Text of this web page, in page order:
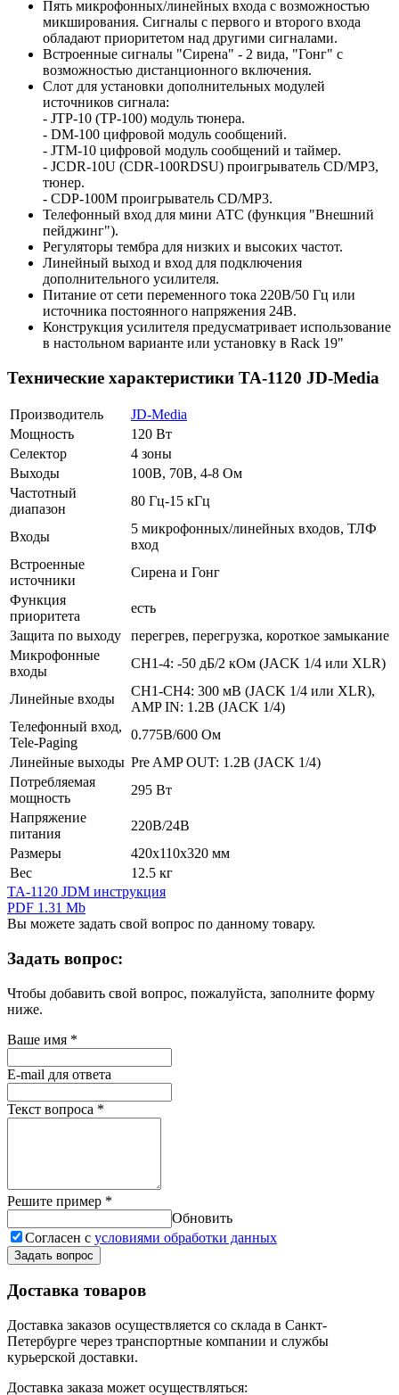
Пять микрофонных/линейных входа с возможностью
микширования. Сигналы с первого и второго входа
обладают приоритетом над другими сигналами.
Встроенные сигналы "Сирена" - 2 вида, "Гонг" с
возможностью дистанционного включения.
Слот для установки дополнительных модулей
источников сигнала:
- JTP-10 (TP-100) модуль тюнера.
- DM-100 цифровой модуль сообщений.
- JTM-10 цифровой модуль сообщений и таймер.
- JCDR-10U (CDR-100RDSU) проигрыватель CD/MP3,
тюнер.
- CDP-100M проигрыватель CD/MP3.
Телефонный вход для мини АТС (функция "Внешний
пейджинг").
Регуляторы тембра для низких и высоких частот.
Линейный выход и вход для подключения
дополнительного усилителя.
Питание от сети переменного тока 220В/50 Гц или
источника постоянного напряжения 24В.
Конструкция усилителя предусматривает использование
в настольном варианте или установку в Rack 19"
Технические характеристики TA-1120 JD-Media
Производитель
JD-Media
Мощность
120 Вт
Селектор
4 зоны
Выходы
100В, 70В, 4-8 Ом
Частотный
диапазон
80 Гц-15 кГц
Входы
5 микрофонных/линейных входов, ТЛФ
вход
Встроенные
источники
Сирена и Гонг
Функция
приоритета
есть
Защита по выходу
перегрев, перегрузка, короткое замыкание
Микрофонные
входы
CH1-4: -50 дБ/2 кОм (JACK 1/4 или XLR)
Линейные входы
CH1-CH4: 300 мВ (JACK 1/4 или XLR),
AMP IN: 1.2В (JACK 1/4)
Телефонный вход,
Tele-Paging
0.775В/600 Ом
Линейные выходы Pre AMP OUT: 1.2В (JACK 1/4)
Потребляемая
мощность
295 Вт
Напряжение
питания
220В/24В
Размеры
420х110х320 мм
Вес
12.5 кг
TA-1120 JDM инструкция
PDF 1.31 Mb
Вы можете задать свой вопрос по данному товару.
Задать вопрос:
Чтобы добавить свой вопрос, пожалуйста, заполните форму
ниже.
Ваше имя *
E-mail для ответа
Текст вопроса *
Решите пример *
Обновить
Согласен с условиями обработки данных
Задать вопрос
Доставка товаров
Доставка заказов осуществляется со склада в Санкт-
Петербурге через транспортные компании и службы
курьерской доставки.
Доставка заказа может осуществляться: